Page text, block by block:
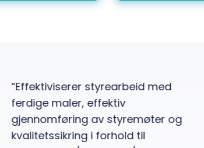
“Effektiviserer styrearbeid med
ferdige maler, effektiv
gjennomføring av styremøter og
kvalitetssikring i forhold til